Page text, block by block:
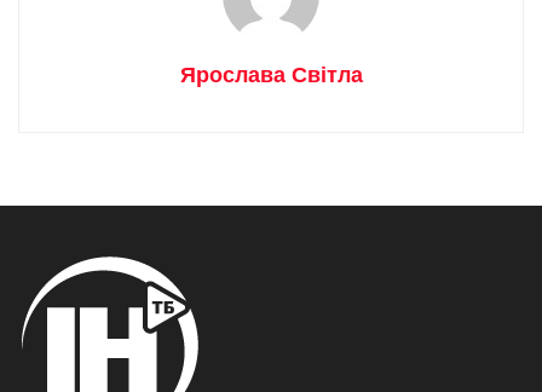
Ярослава Світла